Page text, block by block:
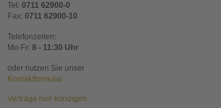
Tel: 0711 62900-0
Fax: 0711 62900-10
Telefonzeiten:
Mo-Fr: 8 - 11:30 Uhr
oder nutzen Sie unser
Kontaktformular
Verträge hier kündigen